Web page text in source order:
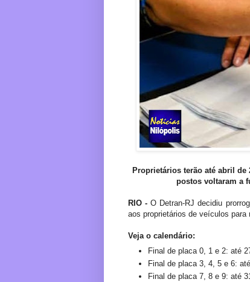
Proprietários terão até abril
postos voltaram a
RIO -O Detran-RJ decidiu
aos proprietários de veículos para
Veja o calendário:
Final de placa 0, 1 e 2: até
Final de placa 3, 4, 5 e 6:
Final de placa 7, 8 e 9: até